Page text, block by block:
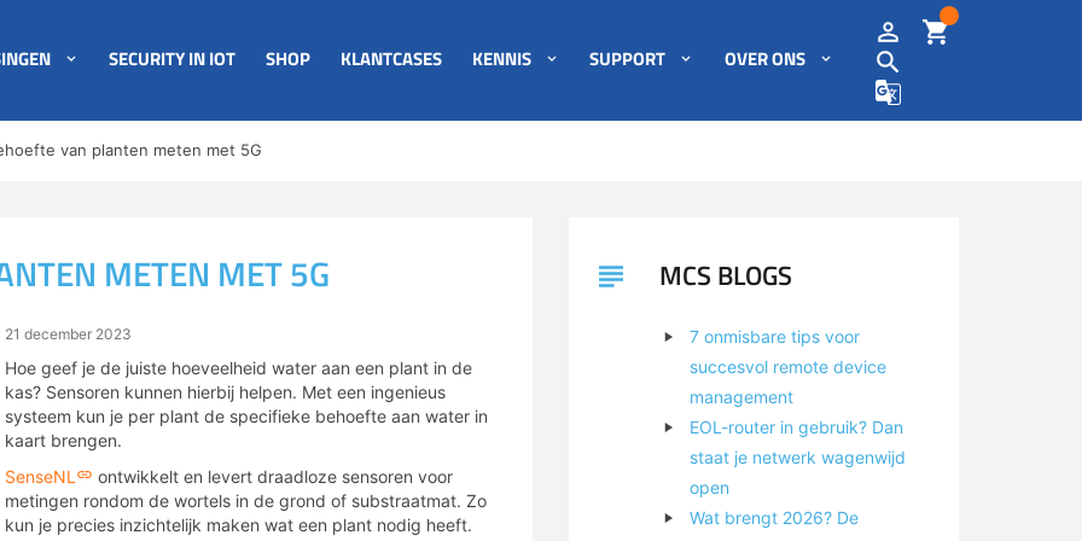
SECURITY IN IOT SHOP KLANTCASES KENNIS SUPPORT OVER ONS
van planten meten met 5G
METEN MET 5G
21 december 2023
Hoe geef je de juiste hoeveelheid water aan een plant in de
kas? Sensoren kunnen hierbij helpen. Met een ingenieus
systeem kun je per plant de specifieke behoefte aan water in
kaart brengen.
SenseNL
ontwikkelt en levert draadloze sensoren voor
metingen rondom de wortels in de grond of substraatmat. Zo
kun je precies inzichtelijk maken wat een plant nodig heeft.
MCS BLOGS
7 onmisbare tips voor
succesvol remote device
management
EOL-router in gebruik? Dan
staat je netwerk wagenwijd
open
Wat brengt 2026? De